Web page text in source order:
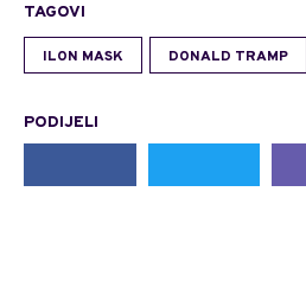
TAGOVI
ILON MASK DONALD TRAMP
PODIJELI